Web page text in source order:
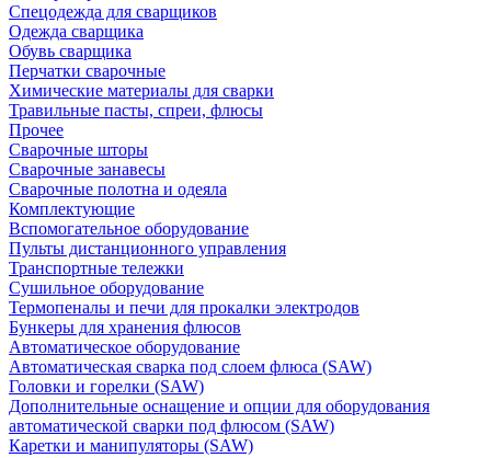
Спецодежда для сварщиков
Одежда сварщика
Обувь сварщика
Перчатки сварочные
Химические материалы для сварки
Травильные пасты, спреи, флюсы
Прочее
Сварочные шторы
Сварочные занавесы
Сварочные полотна и одеяла
Комплектующие
Вспомогательное оборудование
Пульты дистанционного управления
Транспортные тележки
Сушильное оборудование
Термопеналы и печи для прокалки электродов
Бункеры для хранения флюсов
Автоматическое оборудование
Автоматическая сварка под слоем флюса (SAW)
Головки и горелки (SAW)
Дополнительные оснащение и опции для оборудования
автоматической сварки под флюсом (SAW)
Каретки и манипуляторы (SAW)